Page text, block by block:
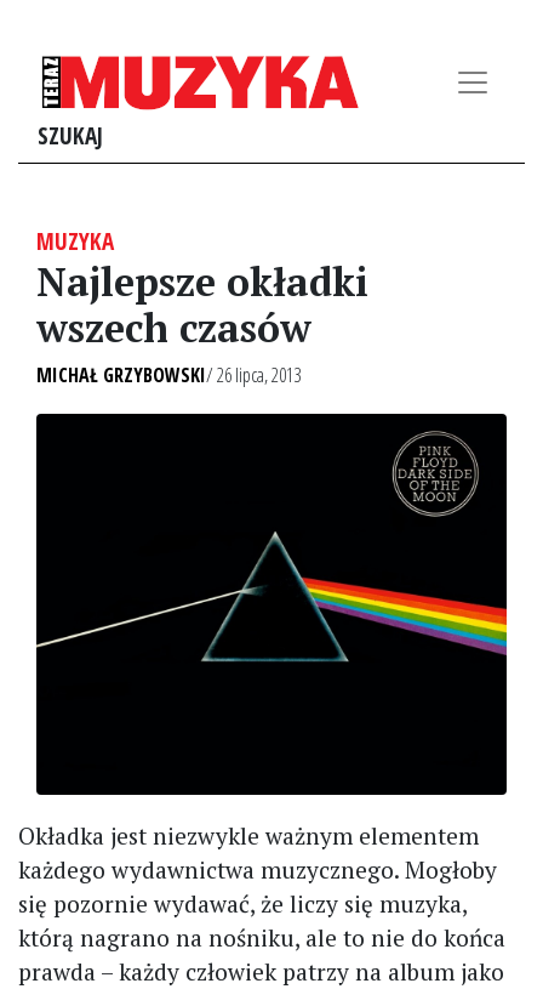
SZUKAJ
MUZYKA
Najlepsze okładki
wszech czasów
MICHAŁ GRZYBOWSKI/ 26 lipca, 2013
Okładka jest niezwykle ważnym elementem
każdego wydawnictwa muzycznego. Mogłoby
się pozornie wydawać, że liczy się muzyka,
którą nagrano na nośniku, ale to nie do końca
prawda – każdy człowiek patrzy na album jako